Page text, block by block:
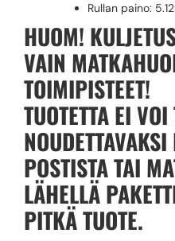
Rullan paino:
HUOM!
VAIN
TOIMIPISTEET!
TUOTETTA EI
POSTISTA TAI
LÄHELLÄ
PITKÄ TUOTE.